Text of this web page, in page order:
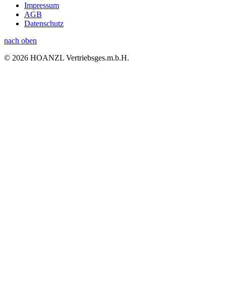
Impressum
AGB
Datenschutz
nach oben
© 2026 HOANZL Vertriebsges.m.b.H.